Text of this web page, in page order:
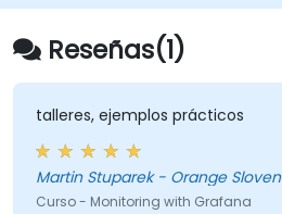
Reseñas(1)
talleres, ejemplos prácticos
Martin Stuparek - Orange
Curso - Monitoring with Grafana